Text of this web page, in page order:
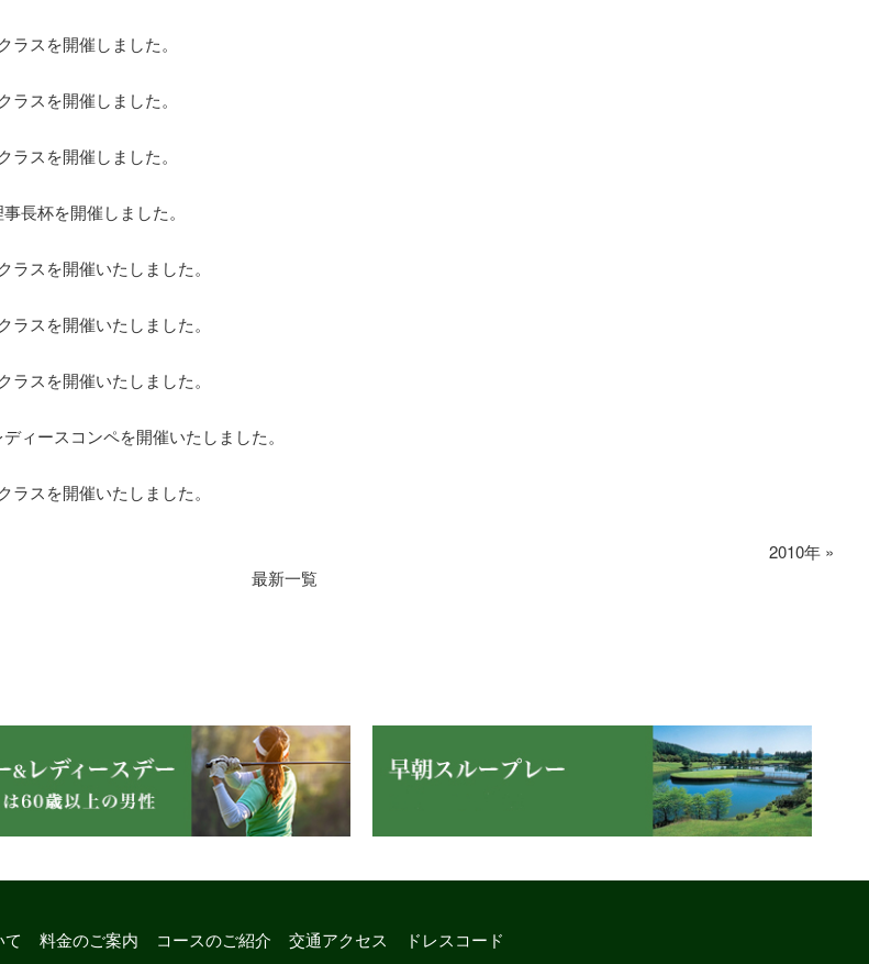
ラスを開催しました。
ラスを開催しました。
ラスを開催しました。
長杯を開催しました。
ラスを開催いたしました。
ラスを開催いたしました。
ラスを開催いたしました。
ィースコンペを開催いたしました。
ラスを開催いたしました。
2010年 »
最新一覧
料金のご案内 コースのご紹介 交通アクセス ドレスコード